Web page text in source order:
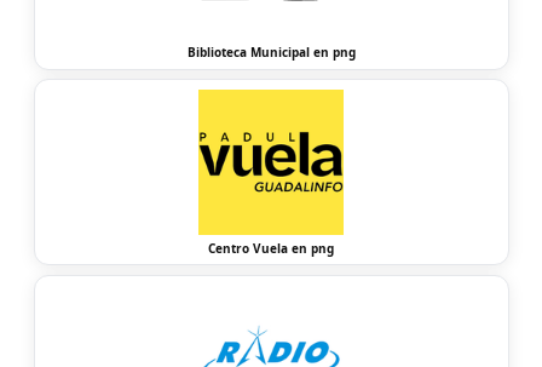
Biblioteca Municipal en png
Centro Vuela en png